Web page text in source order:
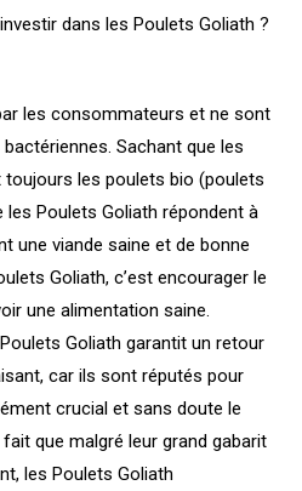
dans les Poulets Goliath ?
les consommateurs et ne sont
Sachant que les
les poulets bio (poulets
les Poulets Goliath répondent à
une viande saine et de bonne
Goliath, c’est encourager le
une alimentation saine.
Goliath garantit un retour
car ils sont réputés pour
crucial et sans doute le
que malgré leur grand gabarit
les Poulets Goliath